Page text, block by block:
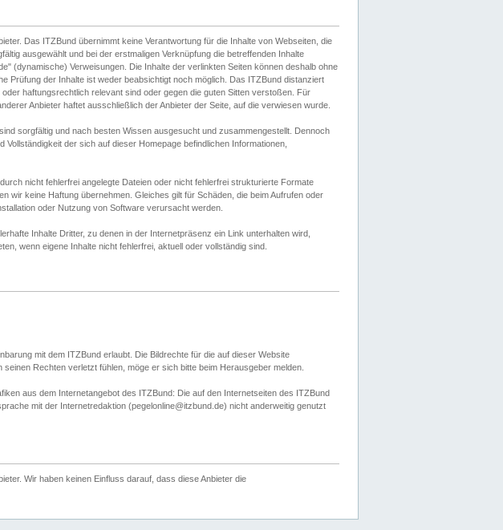
Das ITZBund übernimmt keine Verantwortung für die Inhalte von Webseiten, die
ausgewählt und bei der erstmaligen Verknüpfung die betreffenden Inhalte
(dynamische) Verweisungen. Die Inhalte der verlinkten Seiten können deshalb ohne
Prüfung der Inhalte ist weder beabsichtigt noch möglich. Das ITZBund distanziert
haftungsrechtlich relevant sind oder gegen die guten Sitten verstoßen. Für
Anbieter haftet ausschließlich der Anbieter der Seite, auf die verwiesen wurde.
sorgfältig und nach besten Wissen ausgesucht und zusammengestellt. Dennoch
der sich auf dieser Homepage befindlichen Informationen,
nicht fehlerfrei angelegte Dateien oder nicht fehlerfrei strukturierte Formate
wir keine Haftung übernehmen. Gleiches gilt für Schäden, die beim Aufrufen oder
oder Nutzung von Software verursacht werden.
Inhalte Dritter, zu denen in der Internetpräsenz ein Link unterhalten wird,
wenn eigene Inhalte nicht fehlerfrei, aktuell oder vollständig sind.
mit dem ITZBund erlaubt. Die Bildrechte für die auf dieser Website
Rechten verletzt fühlen, möge er sich bitte beim Herausgeber melden.
aus dem Internetangebot des ITZBund: Die auf den Internetseiten des ITZBund
mit der Internetredaktion (pegelonline@itzbund.de) nicht anderweitig genutzt
Wir haben keinen Einfluss darauf, dass diese Anbieter die